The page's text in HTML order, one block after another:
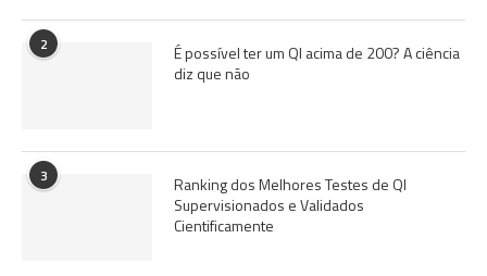
2
É possível ter um QI acima de 200? A ciência
diz que não
3
Ranking dos Melhores Testes de QI
Supervisionados e Validados
Cientificamente